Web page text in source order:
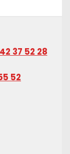
37 52 28
52